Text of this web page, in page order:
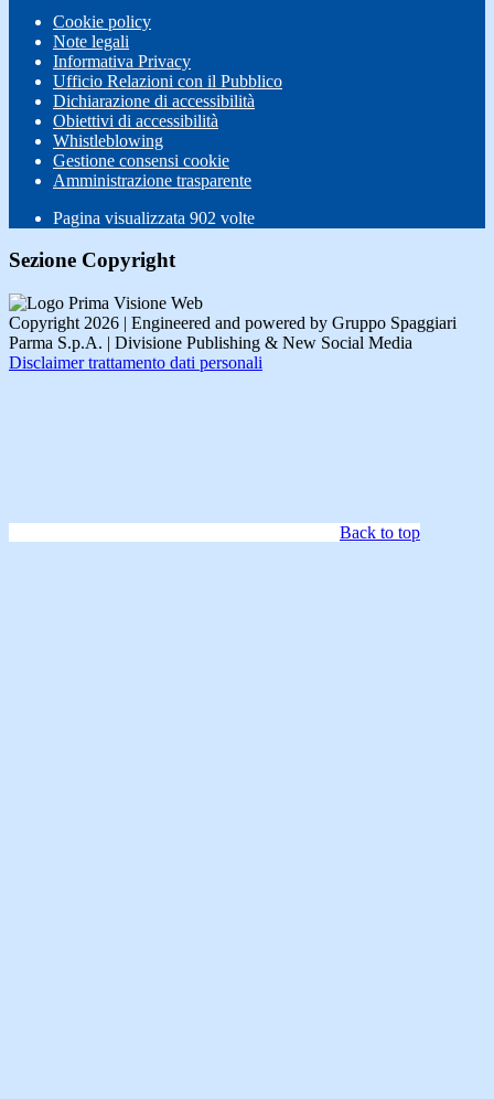
Cookie policy
Note legali
Informativa Privacy
Ufficio Relazioni con il Pubblico
Dichiarazione di accessibilità
Obiettivi di accessibilità
Whistleblowing
Gestione consensi cookie
Amministrazione trasparente
Pagina visualizzata 902 volte
Sezione Copyright
Copyright 2026 | Engineered and powered by Gruppo Spaggiari
Parma S.p.A. | Divisione Publishing & New Social Media
Disclaimer trattamento dati personali
Back to top